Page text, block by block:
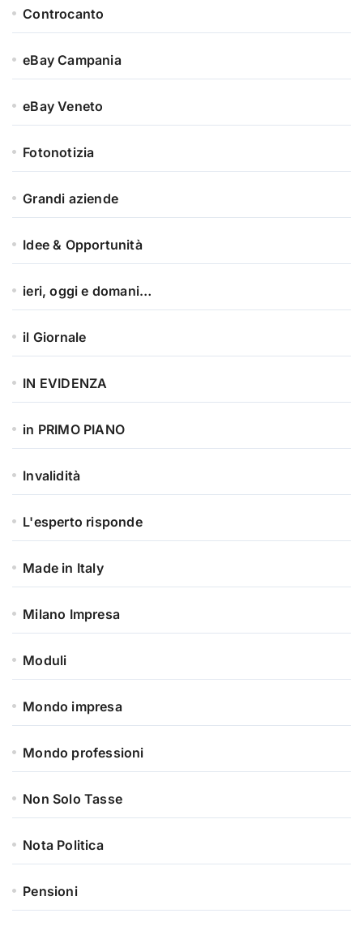
Controcanto
eBay Campania
eBay Veneto
Fotonotizia
Grandi aziende
Idee & Opportunità
ieri, oggi e domani…
il Giornale
IN EVIDENZA
in PRIMO PIANO
Invalidità
L'esperto risponde
Made in Italy
Milano Impresa
Moduli
Mondo impresa
Mondo professioni
Non Solo Tasse
Nota Politica
Pensioni